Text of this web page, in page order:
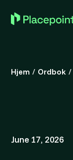
Hjem / Ordbok /
June 17, 2026